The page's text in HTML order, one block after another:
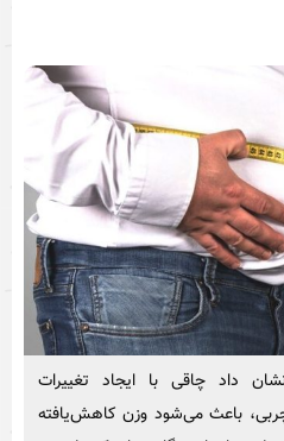
داد چاقی با ایجاد تغییرات
باعث می‌شود وزن کاهش‌یافته